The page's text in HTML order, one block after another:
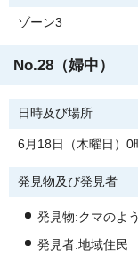
ゾーン3
No.28（婦中）
日時及び場所
6月18日（木曜日）
発見物及び発見者
発見物:クマのよ
発見者:地域住民